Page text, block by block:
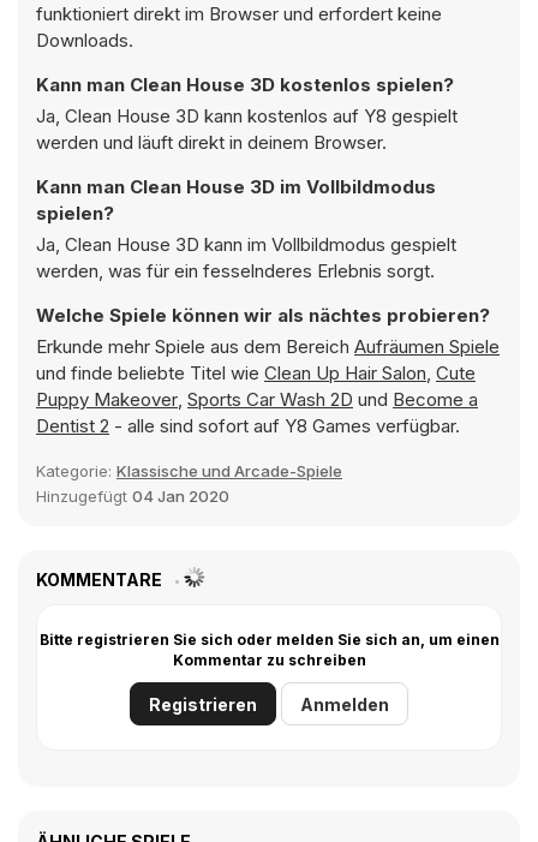
funktioniert direkt im Browser und erfordert keine
Downloads.
Kann man Clean House 3D kostenlos spielen?
Ja, Clean House 3D kann kostenlos auf Y8 gespielt
werden und läuft direkt in deinem Browser.
Kann man Clean House 3D im Vollbildmodus
spielen?
Ja, Clean House 3D kann im Vollbildmodus gespielt
werden, was für ein fesselnderes Erlebnis sorgt.
Welche Spiele können wir als nächtes probieren?
Erkunde mehr Spiele aus dem Bereich Aufräumen Spiele
und finde beliebte Titel wie Clean Up Hair Salon, Cute
Puppy Makeover, Sports Car Wash 2D und Become a
Dentist 2 - alle sind sofort auf Y8 Games verfügbar.
Kategorie: Klassische und Arcade-Spiele
Hinzugefügt 04 Jan 2020
KOMMENTARE
Bitte registrieren Sie sich oder melden Sie sich an, um einen
Kommentar zu schreiben
Registrieren Anmelden